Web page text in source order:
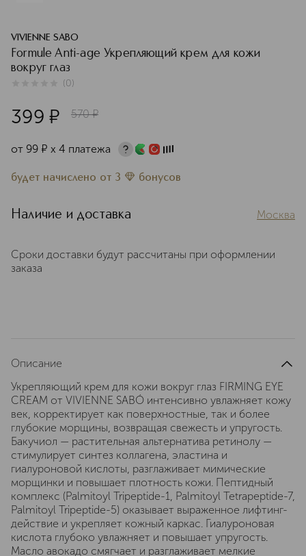
VIVIENNE SABO
Formule Anti-age Укрепляющий крем для кожи
вокруг глаз
(0)
399 ¤ 570 ¤
от 99 ¤ х 4 платежа
будет начислено от 3 бонусов
Наличие и доставка Москва
Сроки доставки будут рассчитаны при оформлении
заказа
Описание
Укрепляющий крем для кожи вокруг глаз FIRMING EYE
CREAM от VIVIENNE SABÓ интенсивно увлажняет кожу
век, корректирует как поверхностные, так и более
глубокие морщины, возвращая свежесть и упругость.
Бакучиол — растительная альтернатива ретинолу —
стимулирует синтез коллагена, эластина и
гиалуроновой кислоты, разглаживает мимические
морщинки и повышает плотность кожи. Пептидный
комплекс (Palmitoyl Tripeptide-1, Palmitoyl Tetrapeptide-7,
Palmitoyl Tripeptide-5) оказывает выраженное лифтинг-
действие и укрепляет кожный каркас. Гиалуроновая
кислота глубоко увлажняет и повышает упругость.
Масло авокадо смягчает и разглаживает мелкие